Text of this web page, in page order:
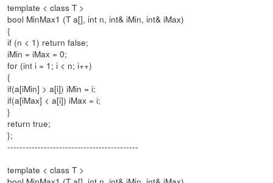
template < class T >
bool MinMax1 (T a[], int n, int& iMin, int& iMax)
{
if (n < 1) return false;
iMin = iMax = 0;
for (int i = 1; i < n; i++)
{
if(a[iMin] > a[i]) iMin = i;
if(a[iMax] < a[i]) iMax = i;
}
return true;
};
-------------------------------------------
template < class T >